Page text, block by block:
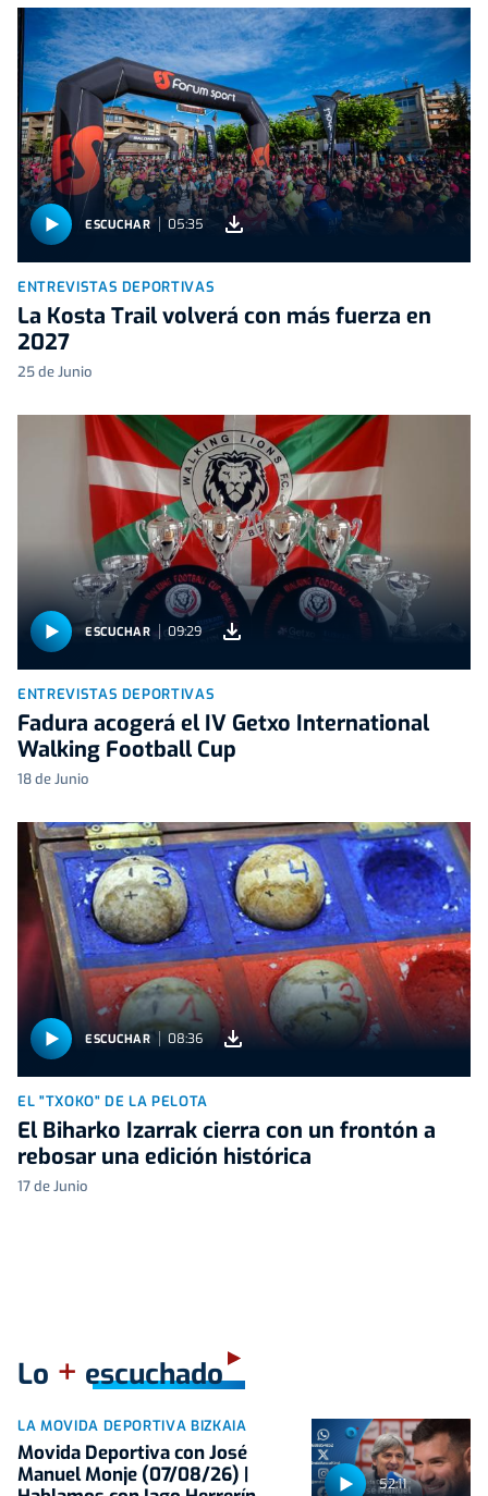
ESCUCHAR 05:35
ENTREVISTAS DEPORTIVAS
La Kosta Trail volverá con más fuerza en
2027
25 de Junio
ESCUCHAR 09:29
ENTREVISTAS DEPORTIVAS
Fadura acogerá el IV Getxo International
Walking Football Cup
18 de Junio
ESCUCHAR 08:36
EL "TXOKO" DE LA PELOTA
El Biharko Izarrak cierra con un frontón a
rebosar una edición histórica
17 de Junio
Lo + escuchado
52:11
LA MOVIDA DEPORTIVA BIZKAIA
Movida Deportiva con José
Manuel Monje (07/08/26) |